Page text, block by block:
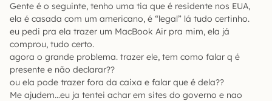
Gente é o seguinte, tenho uma tia que é residente nos EUA,
ela é casada com um americano, é “legal” lá tudo certinho.
eu pedi pra ela trazer um MacBook Air pra mim, ela já
comprou, tudo certo.
agora o grande problema. trazer ele, tem como falar q é
presente e não declarar??
ou ela pode trazer fora da caixa e falar que é dela??
Me ajudem…eu ja tentei achar em sites do governo e nao